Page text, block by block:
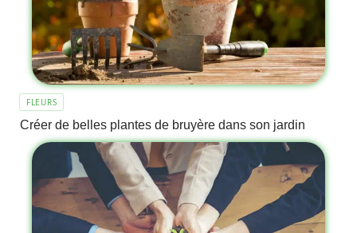
FLEURS
Créer de belles plantes de bruyère dans son jardin